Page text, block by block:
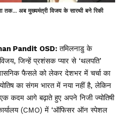
तक... अब मुख्यमंत्री विजय के सारथी बने रिकी
Pandit OSD: तमिलनाडु के
जिन्हें प्रशंसक प्यार से ‘थलपति’
फैसले को लेकर देशभर में चर्चा का
का संगम भारत में नया नहीं है, लेकिन
कदम आगे बढ़ाते हुए अपने निजी ज्योतिषी
(CMO) में ‘ऑफिसर ऑन स्पेशल